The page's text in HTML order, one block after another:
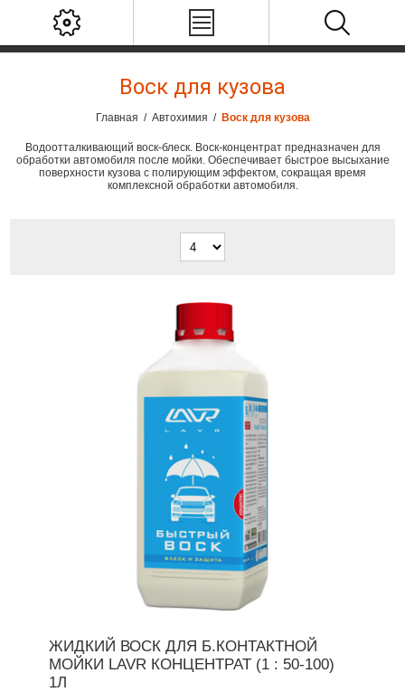
Воск для кузова
Главная / Автохимия / Воск для кузова
Водоотталкивающий воск-блеск. Воск-концентрат предназначен для
обработки автомобиля после мойки. Обеспечивает быстрое высыхание
поверхности кузова с полирующим эффектом, сокращая время
комплексной обработки автомобиля.
ЖИДКИЙ ВОСК ДЛЯ Б.КОНТАКТНОЙ
МОЙКИ LAVR КОНЦЕНТРАТ (1 : 50-100)
1Л